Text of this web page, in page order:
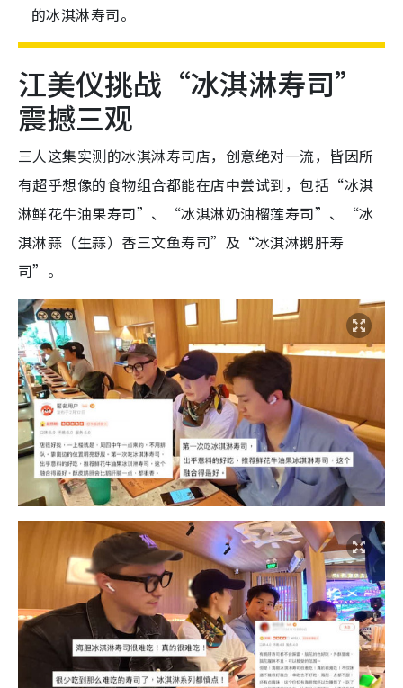
的冰淇淋寿司。
江美仪挑战“冰淇淋寿司”
震撼三观
三人这集实测的冰淇淋寿司店，创意绝对一流，皆因所
有超乎想像的食物组合都能在店中尝试到，包括“冰淇
淋鲜花牛油果寿司”、“冰淇淋奶油榴莲寿司”、“冰
淇淋蒜（生蒜）香三文鱼寿司”及“冰淇淋鹅肝寿
司”。